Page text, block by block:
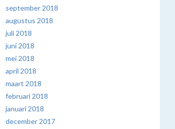
september 2018
augustus 2018
juli 2018
juni 2018
mei 2018
april 2018
maart 2018
februari 2018
januari 2018
december 2017